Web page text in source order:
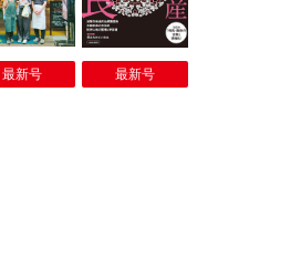
最新号 最新号